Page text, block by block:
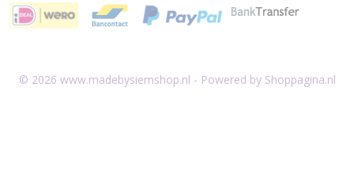
© 2026 www.madebysiemshop.nl - Powered by Shoppagina.nl